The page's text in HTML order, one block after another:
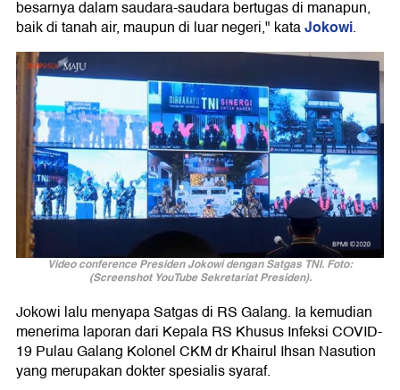
besarnya dalam saudara-saudara bertugas di manapun,
baik di tanah air, maupun di luar negeri," kataJokowi.
Video conference Presiden Jokowi dengan Satgas TNI. Foto:
(Screenshot YouTube Sekretariat Presiden).
Jokowi lalu menyapa Satgas di RS Galang. Ia kemudian
menerima laporan dari Kepala RS Khusus Infeksi COVID-
19 Pulau Galang Kolonel CKM dr Khairul Ihsan Nasution
yang merupakan dokter spesialis syaraf.